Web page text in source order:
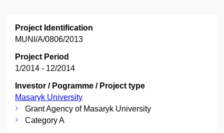
Project Identification
MUNI/A/0806/2013
Project Period
1/2014 - 12/2014
Investor / Pogramme / Project type
Masaryk University
Grant Agency of Masaryk University
Category A